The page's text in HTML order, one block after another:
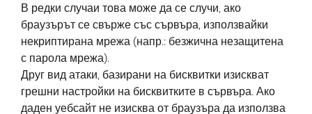
В редки случаи това може да се случи, ако
браузърът се свърже със сървъра, използвайки
некриптирана мрежа (напр.: безжична незащитена
с парола мрежа).
Друг вид атаки, базирани на бисквитки изискват
грешни настройки на бисквитките в сървъра. Ако
даден уебсайт не изисква от браузъра да използва